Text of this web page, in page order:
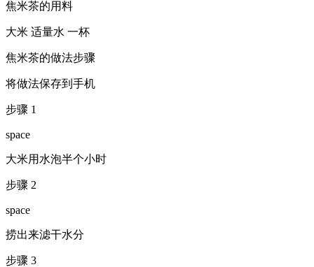
焦米茶的用料
大米 适量水 一杯
焦米茶的做法步骤
将做法保存到手机
步骤 1
space
大米用水泡半个小时
步骤 2
space
捞出来滤干水分
步骤 3